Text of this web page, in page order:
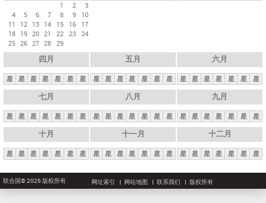
1
2
3
4
5 6 7 8 9
10
11
12 13 14 15 16
17
18 19 20 21 22 23 24
25 26 27 28 29
四月
星 星 星 星 星 星 星
五月
星 星 星 星 星 星 星
六月
星 星 星 星 星 星 星
七月
星 星 星 星 星 星 星
八月
星 星 星 星 星 星 星
九月
星 星 星 星 星 星 星
十月
星 星 星 星 星 星 星
十一月
星 星 星 星 星 星 星
十二月
星 星 星 星 星 星 星
联合国© 2026 版权所有 网址索引 网站地图 联系我们 版权所有